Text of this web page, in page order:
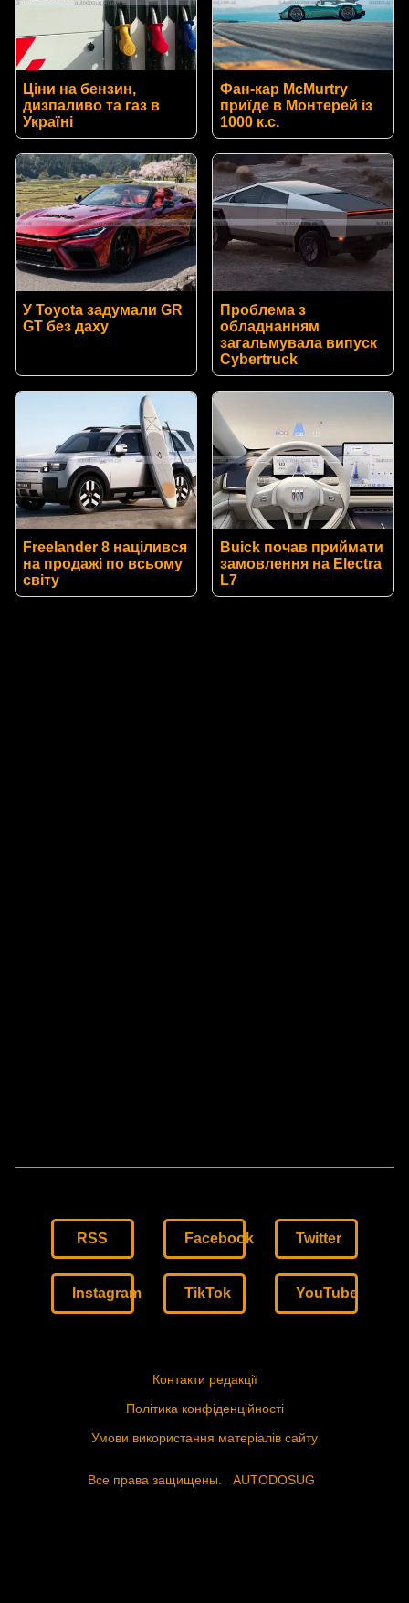
Ціни на бензин,
дизпаливо та газ в
Україні
Фан-кар McMurtry
приїде в Монтерей із
1000 к.с.
У Toyota задумали GR
GT без даху
Проблема з
обладнанням
загальмувала випуск
Cybertruck
Freelander 8 націлився
на продажі по всьому
світу
Buick почав приймати
замовлення на Electra
L7
RSS Facebook Twitter
Instagram TikTok YouTube
Контакти редакції
Політика конфіденційності
Умови використання матеріалів сайту
Все права защищены. AUTODOSUG